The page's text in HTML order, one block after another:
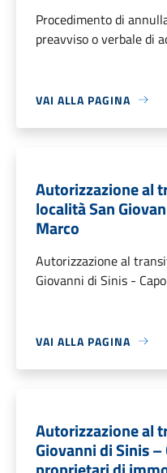
Procedimento di
preavviso o verbale di
VAI ALLA PAGINA
Autorizzazione al
località San
Marco
Autorizzazione al
Giovanni di Sinis -
VAI ALLA PAGINA
Autorizzazione al
Giovanni di Sinis